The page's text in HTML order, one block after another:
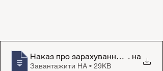
Наказ про зарахування учнів до 1
. на
Завантажити НА • 29KB